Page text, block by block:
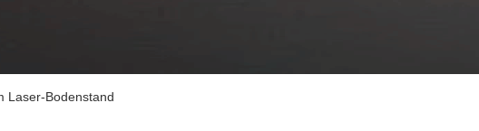
Laser-Bodenstand